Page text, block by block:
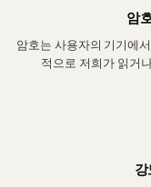
암
암호는 사용자의 기기에
적으로 저희가 읽거